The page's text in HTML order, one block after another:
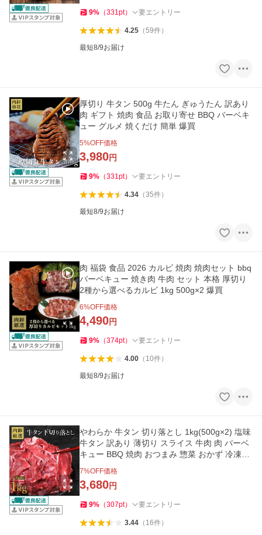
9% （331pt） 要エントリー
4.25（59件）
最短8/9お届け
厚切り 牛タン 500g 牛たん ぎゅうたん 訳あり
肉 ギフト 焼肉 食品 お取り寄せ BBQ バーベキ
ュー グルメ 焼くだけ 簡単 爆買
5%OFF価格
3,980円
9% （331pt） 要エントリー
4.34（35件）
最短8/9お届け
肉 福袋 食品 2026 カルビ 焼肉 焼肉セット bbq
バーベキュー 焼き肉 牛肉 セット 本格 厚切り
2種から選べるカルビ 1kg 500g×2 爆買
6%OFF価格
4,490円
9% （374pt） 要エントリー
4.00（ 10件）
最短8/9お届け
やわらか 牛タン 切り落とし 1kg(500g×2) 塩味
牛タン 訳あり 薄切り スライス 牛肉 肉 バーベ
キュー BBQ 焼肉 おつまみ 惣菜 おかず 冷凍食
7%OFF価格
3,680円
9% （307pt） 要エントリー
3.44（ 16件）